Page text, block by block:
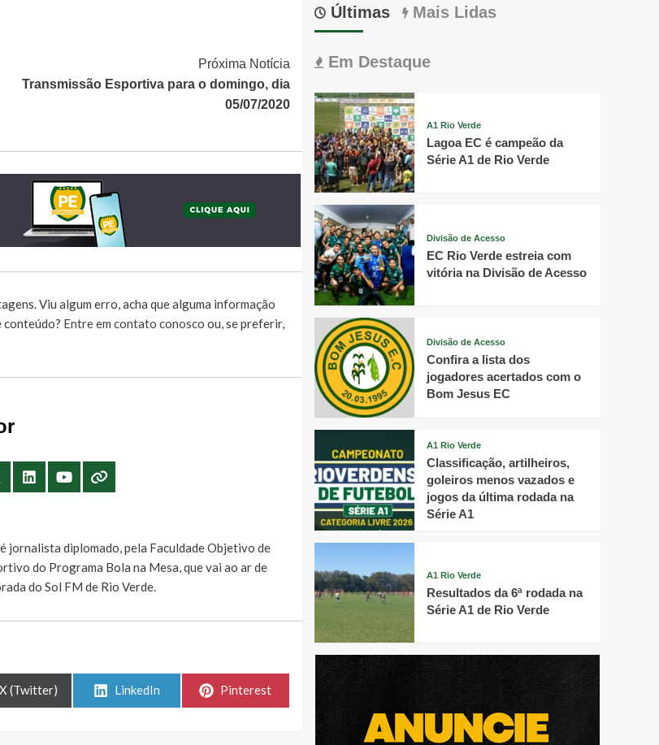
Próxima Notícia
Transmissão Esportiva para o domingo, dia
05/07/2020
Viu algum erro, acha que alguma informação
conteúdo? Entre em contato conosco ou, se preferir,
jornalista diplomado, pela Faculdade Objetivo de
do Programa Bola na Mesa, que vai ao ar de
do Sol FM de Rio Verde.
Share
on
X (Twitter)
Share
LinkedIn
Share
Pinterest
Últimas Mais Lidas
Em Destaque
A1 Rio Verde
Lagoa EC é campeão da
Série A1 de Rio Verde
Divisão de Acesso
EC Rio Verde estreia com
vitória na Divisão de Acesso
Divisão de Acesso
Confira a lista dos
jogadores acertados com o
Bom Jesus EC
A1 Rio Verde
Classificação, artilheiros,
goleiros menos vazados e
jogos da última rodada na
Série A1
A1 Rio Verde
Resultados da 6ª rodada na
Série A1 de Rio Verde